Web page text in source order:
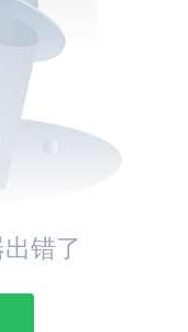
错了